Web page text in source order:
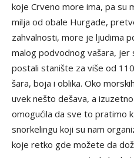
koje Crveno more ima, pa su
milja od obale Hurgade,
zahvalnosti, more je ljudima
malog podvodnog vašara, jer
postali stanište za više od
šara, boja i oblika. Oko
uvek nešto dešava, a
omogućila da sve to pratimo
snorkelingu koji su nam
koje retko gde možete da